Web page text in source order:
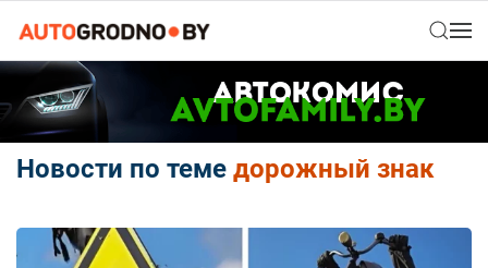
Новости по теме дорожный знак